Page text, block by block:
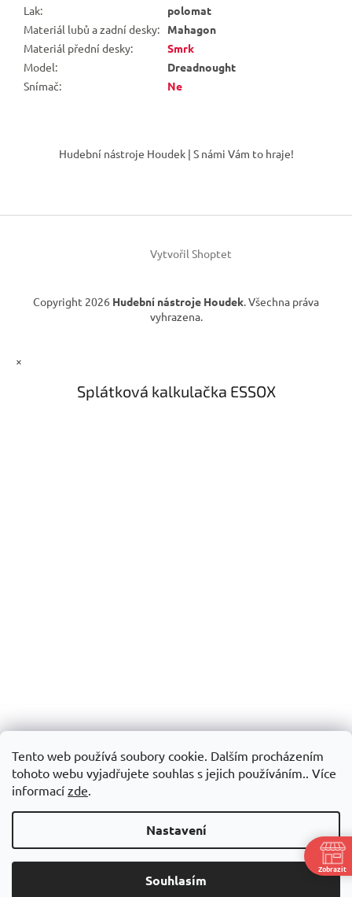
Tento web používá soubory cookie. Dalším procházením
tohoto webu vyjadřujete souhlas s jejich používáním.. Více
informací zde.
Nastavení
Souhlasím
Lak:
polomat
Materiál lubů a zadní desky:
Mahagon
Materiál přední desky:
Smrk
Model:
Dreadnought
Snímač: Ne
í
Hudební nástroje Houdek | S námi Vám to hraje!
Vytvořil Shoptet
Copyright 2026 Hudební nástroje Houdek. Všechna práva
vyhrazena.
×
Splátková kalkulačka ESSOX
Zobrazit